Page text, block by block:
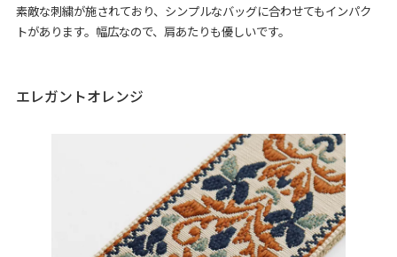
素敵な刺繍が施されており、シンプルなバッグに合わせてもインパク
トがあります。幅広なので、肩あたりも優しいです。
エレガントオレンジ